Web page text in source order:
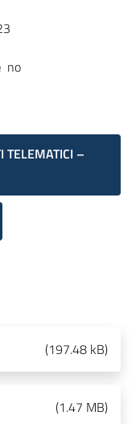
no
TELEMATICI –
(197.48 kB)
(1.47 MB)